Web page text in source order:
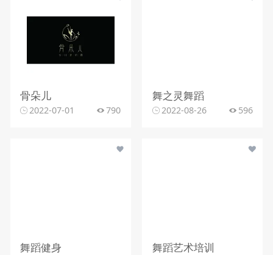
骨朵儿
2022-07-01 790
舞之灵舞蹈
2022-08-26 596
舞蹈健身 舞蹈艺术培训